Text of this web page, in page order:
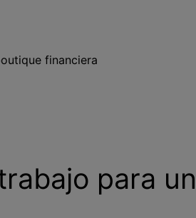
financiera
para